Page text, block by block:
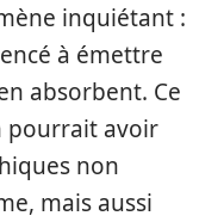
inquiétant :
à émettre
absorbent. Ce
pourrait avoir
non
mais aussi